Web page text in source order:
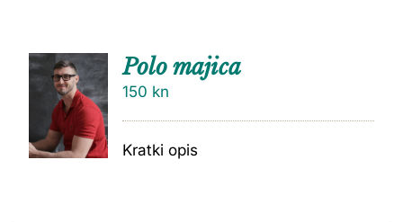
DODAJ
U
KOŠARI
Polo majica
150 kn
Kratki opis